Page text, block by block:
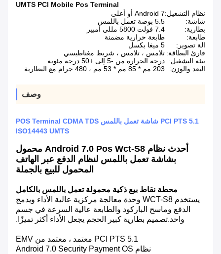
UMTS PCI Mobile Pos Terminal
نظام التشغيل:Android 7 أو أعلى
شاشة:
5.5 بوصة تعمل باللمس
بطارية:
7.4 فولت 5800 مللي أمبير
طابعة:
طابعة حرارية مضمنة
الة تصوير:
5 ميغا بكسل
قارئ البطاقة: تلامس ، تلامس ، شريط مغناطيسي
بيئة التشغيل: درجة الحرارة من -5 إلى +50 درجة مئوية
البعد والوزن:
203 مم * 85 مم * 53 مم ، 480 جرام مع البطارية
وصف
PCI PTS 5.1 شاشة تعمل باللمس POS Terminal CDMA TDS
ISO14443 UMTS
أحدث نظام Android 7.0 Pos Wct-S8 محمول
بشاشة تعمل باللمس لنظام الدفع عبر الهاتف
المحمول للبيع بالجملة
محطة نقاط بيع ذكية محمولة تعمل باللمس بالكامل
يستخدم WCT-S8 وحدة معالجة مركزية عالية الأداء ويدمج
الدفع وماسح الباركود والطابعة عالية السرعة في جسم
واحد.تصميم بطارية كبير الحجم يجعل الأداء أكثر تميزًا.
PCI PTS 5.1 معتمد ، معتمد من EMV
نظام Android 7.0 Security Payment OS